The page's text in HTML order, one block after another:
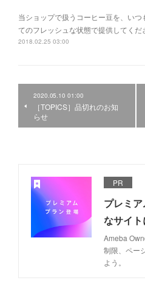
当ショップで扱うコーヒー豆を、いつ
てのフレッシュな状態で提供してくだ
2018.02.25 03:00
2020.05.10 01:00
［TOPICS］品切れのお知
らせ
PR
プレミ
なサイト
Ameba
制限、ペー
よう。